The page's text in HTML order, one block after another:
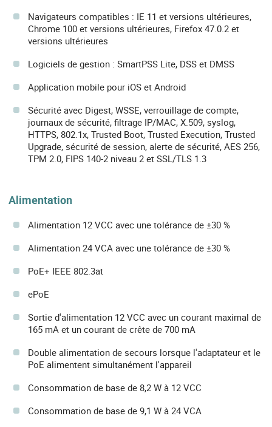
Navigateurs compatibles : IE 11 et versions ultérieures,
Chrome 100 et versions ultérieures, Firefox 47.0.2 et
versions ultérieures
Logiciels de gestion : SmartPSS Lite, DSS et DMSS
Application mobile pour iOS et Android
Sécurité avec Digest, WSSE, verrouillage de compte,
journaux de sécurité, filtrage IP/MAC, X.509, syslog,
HTTPS, 802.1x, Trusted Boot, Trusted Execution, Trusted
Upgrade, sécurité de session, alerte de sécurité, AES 256,
TPM 2.0, FIPS 140-2 niveau 2 et SSL/TLS 1.3
Alimentation
Alimentation 12 VCC avec une tolérance de ±30 %
Alimentation 24 VCA avec une tolérance de ±30 %
PoE+ IEEE 802.3at
ePoE
Sortie d'alimentation 12 VCC avec un courant maximal de
165 mA et un courant de crête de 700 mA
Double alimentation de secours lorsque l'adaptateur et le
PoE alimentent simultanément l'appareil
Consommation de base de 8,2 W à 12 VCC
Consommation de base de 9,1 W à 24 VCA